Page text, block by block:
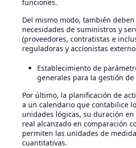
funciones.
Del mismo modo, también
necesidades de suministros y
(proveedores, contratistas e
reguladoras y accionistas
Establecimiento de
generales para la gestión de
Por último, la planificación de
a un calendario que contabilice
unidades lógicas, su duración
real alcanzado en comparación
permiten las unidades de
cuantitativas.